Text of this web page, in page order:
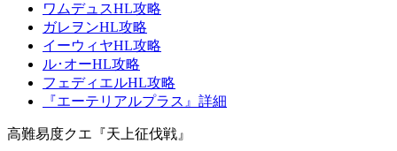
ワムデュスHL攻略
ガレヲンHL攻略
イーウィヤHL攻略
ル･オーHL攻略
フェディエルHL攻略
『エーテリアルプラス』詳細
高難易度クエ『天上征伐戦』